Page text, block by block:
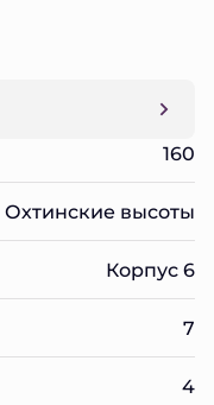
160
Охтинские высоты
Корпус 6
7
4